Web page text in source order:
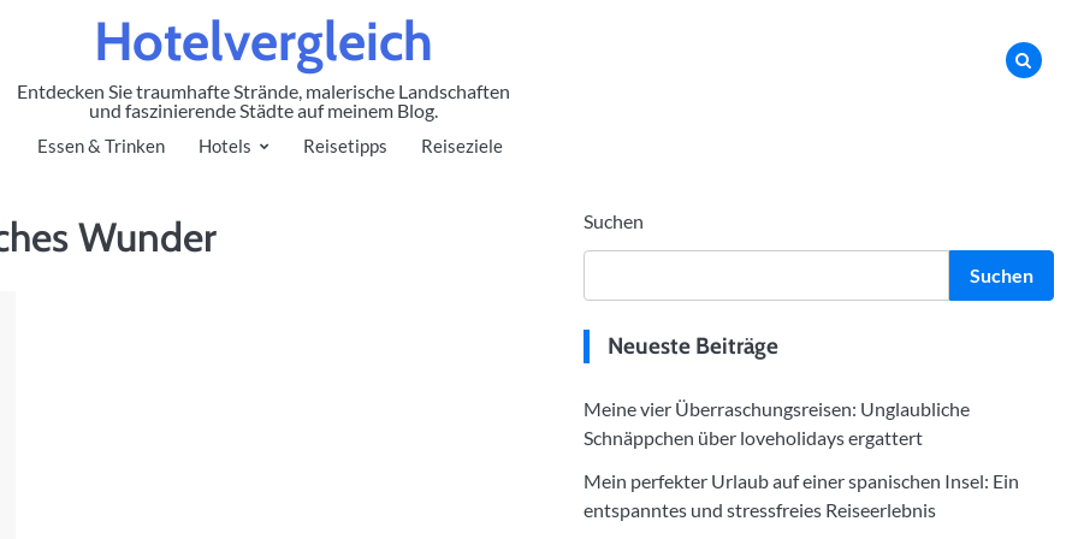
Hotelvergleich
Entdecken Sie traumhafte Strände, malerische Landschaften
und faszinierende Städte auf meinem Blog.
Essen & Trinken Hotels Reisetipps Reiseziele
Wunder Suchen
Suchen
Neueste Beiträge
Meine vier Überraschungsreisen: Unglaubliche
Schnäppchen über loveholidays ergattert
Mein perfekter Urlaub auf einer spanischen Insel: Ein
entspanntes und stressfreies Reiseerlebnis